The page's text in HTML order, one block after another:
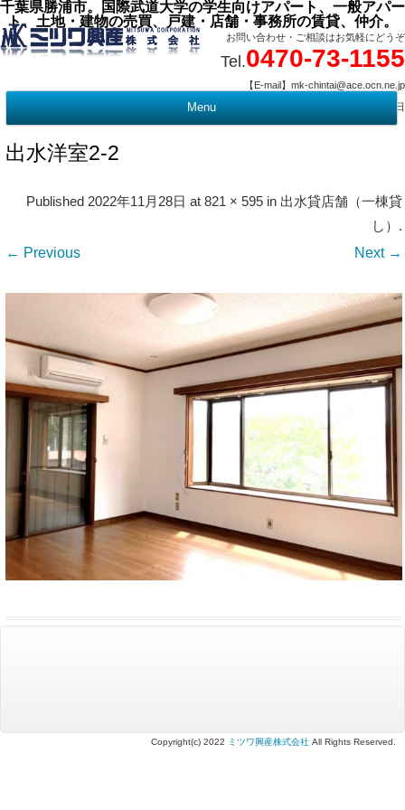
千葉県勝浦市。国際武道大学の学生向けアパート、一般アパー
ト、土地・建物の売買、戸建・店舗・事務所の賃貸、仲介。
お問い合わせ・ご相談はお気軽にどうぞ
Tel.0470-73-1155
【E-mail】mk-chintai@ace.ocn.ne.jp
【営業時間】09:00 ～ 17:15 【定 休 日】水曜・祭日
Menu
出水洋室2-2
Published2022年11月28日 at821 × 595 in 出水貸店舗（一棟貸
し） .
← Previous Next →
Copyright(c) 2022 ミツワ興産株式会社 All Rights Reserved.